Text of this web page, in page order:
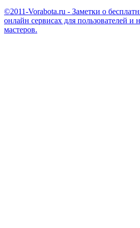
©2011-Vorabota.ru - Заметки о
онлайн сервисах для пользователей
мастеров.